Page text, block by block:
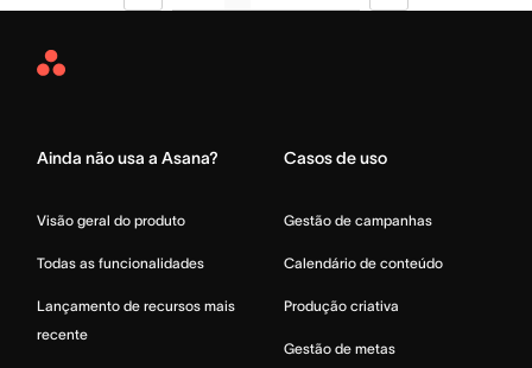
Asana
Ainda não usa a Asana?
Visão geral do produto
Todas as funcionalidades
Lançamento de recursos mais
recente
Casos de uso
Gestão de campanhas
Calendário de conteúdo
Produção criativa
Gestão de metas